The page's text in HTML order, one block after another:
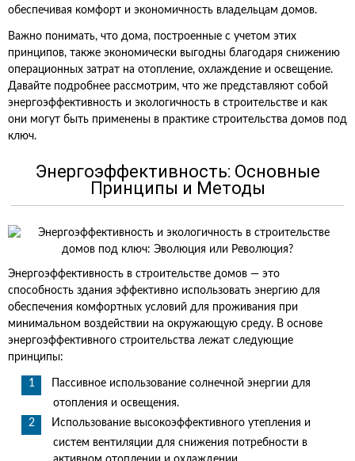
обеспечивая комфорт и экономичность владельцам домов.
Важно понимать, что дома, построенные с учетом этих
принципов, также экономически выгодны благодаря снижению
операционных затрат на отопление, охлаждение и освещение.
Давайте подробнее рассмотрим, что же представляют собой
энергоэффективность и экологичность в строительстве и как
они могут быть применены в практике строительства домов под
ключ.
Энергоэффективность: Основные
Принципы и Методы
Энергоэффективность в строительстве домов — это
способность здания эффективно использовать энергию для
обеспечения комфортных условий для проживания при
минимальном воздействии на окружающую среду. В основе
энергоэффективного строительства лежат следующие
принципы:
Пассивное использование солнечной энергии для
отопления и освещения.
Использование высокоэффективного утепления и
систем вентиляции для снижения потребности в